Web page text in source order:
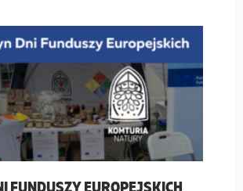
FUNDUSZY EUROPEJSKICH